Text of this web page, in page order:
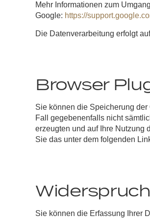
Mehr Informationen zum
Google: https://
Die Datenverarbeitung erfolgt
Browser
Sie können die Speicherung
Fall gegebenenfalls nicht
erzeugten und auf Ihre Nutzung
Sie das unter dem folgenden
Sie können die Erfassung Ihrer